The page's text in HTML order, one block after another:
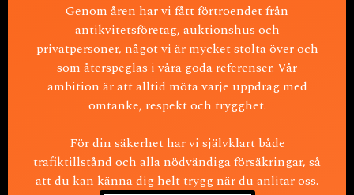
Genom åren har vi fått förtroendet från
antikvitetsföretag, auktionshus och
privatpersoner, något vi är mycket stolta över och
som återspeglas i våra goda referenser. Vår
ambition är att alltid möta varje uppdrag med
omtanke, respekt och trygghet.
För din säkerhet har vi självklart både
trafiktillstånd och alla nödvändiga försäkringar, så
att du kan känna dig helt trygg när du anlitar oss.